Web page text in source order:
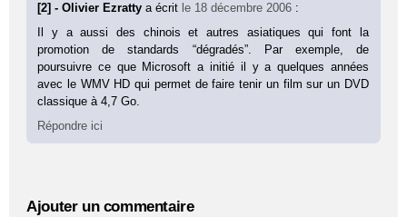
[2] - Olivier Ezrattya écrit le 18 décembre 2006 :
Il y a aussi des chinois et autres asiatiques qui font la
promotion de standards “dégradés”. Par exemple, de
poursuivre ce que Microsoft a initié il y a quelques années
avec le WMV HD qui permet de faire tenir un film sur un DVD
classique à 4,7 Go.
Répondre ici
Ajouter un commentaire